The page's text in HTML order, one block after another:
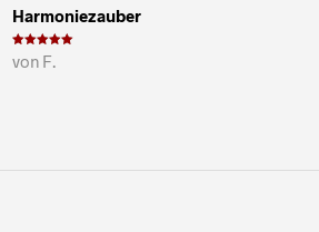
Harmoniezauber
Bewertet mit
5von 5
von F.